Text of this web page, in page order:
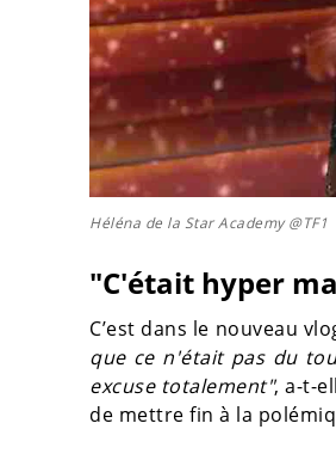
Héléna de la Star Academy @TF1
"C'était hyper
C’est dans le nouveau
que ce n'était pas du
excuse totalement", a-t-
de mettre fin à la